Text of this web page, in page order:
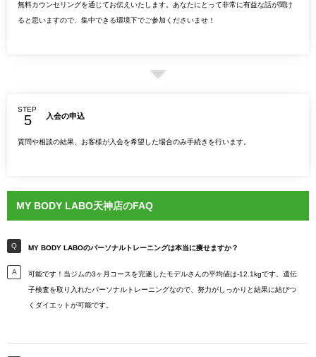
無料カウンセリングを通じてお伝えいたします。あなたにとって非常に有益な話が聞け
ると思いますので、集中できる環境下でご参加くださいませ！
STEP
入会の申込
質問や相談の結果、お客様が入会を希望した場合のみ手続きを行います。
MY BODY LABO天神店のFAQ
MY BODY LABOのパーソナルトレーニングは本当に痩せますか？
可能です！当ジムの3ヶ月コースを完遂したモデルさんの平均値は-12.1kgです。遺伝
子検査を取り入れたパーソナルトレーニングなので、努力がしっかりと結果に結びつ
くダイエットが可能です。